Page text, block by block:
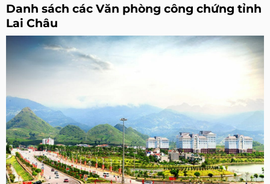
Danh sách các Văn phòng công chứng tỉnh
Lai Châu